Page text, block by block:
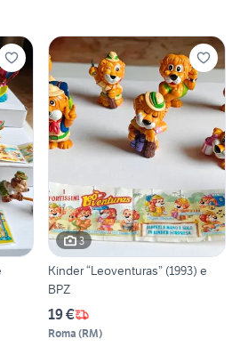
3
Kinder “Leoventuras” (1993) e
BPZ
19 €
Roma (RM)